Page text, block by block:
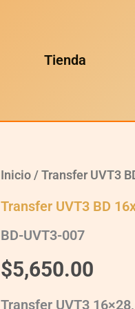
Tienda
Inicio/Transfer UVT3
Transfer UVT3 BD
BD-UVT3-007
$5,650.00
Transfer UVT3